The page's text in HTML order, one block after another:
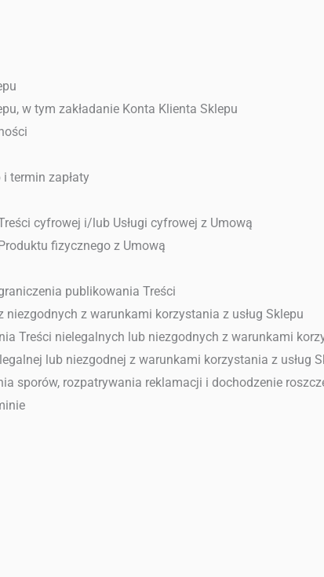
w tym zakładanie Konta Klienta Sklepu
termin zapłaty
cyfrowej i/lub Usługi cyfrowej z Umową
fizycznego z Umową
publikowania Treści
niezgodnych z warunkami korzystania z usług Sklepu
Treści nielegalnych lub niezgodnych z warunkami
lub niezgodnej z warunkami korzystania z usług
sporów, rozpatrywania reklamacji i dochodzenie